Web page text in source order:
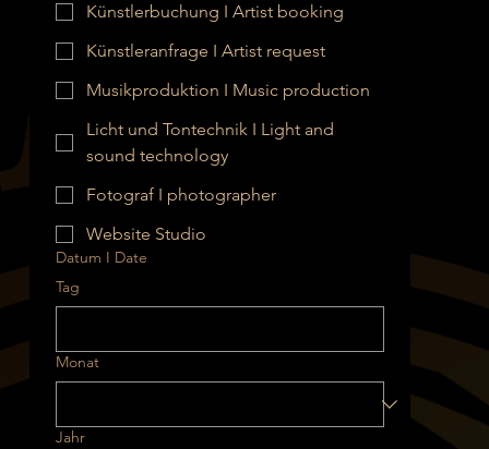
Künstlerbuchung I Artist booking
Künstleranfrage I Artist request
Musikproduktion I Music production
Licht und Tontechnik I Light and
sound technology
Fotograf I photographer
Website Studio
Datum I Date
Tag
Monat
Jahr